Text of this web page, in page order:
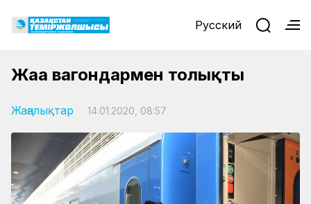
Русский
Жаңа вагондармен толықты
Жаңалықтар 14.01.2020, 08:57